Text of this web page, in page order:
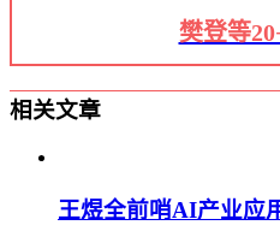
樊登等
相关文章
王煜全前哨AI产业应